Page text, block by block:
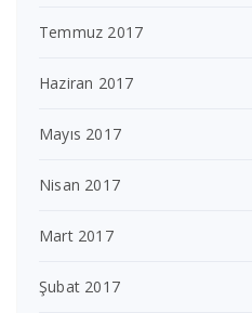
Temmuz 2017
Haziran 2017
Mayıs 2017
Nisan 2017
Mart 2017
Şubat 2017